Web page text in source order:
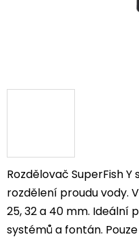
Rozdělovač SuperFish
rozdělení proudu vody.
25, 32 a 40 mm. Ideální
systémů a fontán.